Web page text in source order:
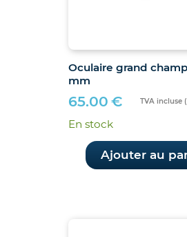
Oculaire grand
mm
65.00 € TVA incluse
En stock
Ajouter au